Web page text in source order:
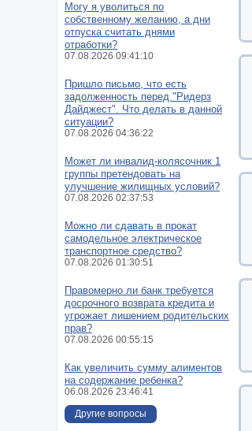
Могу я уволиться по
собственному желанию, а дни
отпуска считать днями
отработки?
07.08.2026 09:41:10
Пришло письмо, что есть
задолженность перед "Ридерз
Дайджест". Что делать в данной
ситуации?
07.08.2026 04:36:22
Может ли инвалид-колясочник 1
группы претендовать на
улучшение жилищных условий?
07.08.2026 02:37:53
Можно ли сдавать в прокат
самодельное электрическое
транспортное средство?
07.08.2026 01:30:51
Правомерно ли банк требуется
досрочного возврата кредита и
угрожает лишением родительских
прав?
07.08.2026 00:55:15
Как увеличить сумму алиментов
на содержание ребенка?
06.08.2026 23:46:41
Другие вопросы